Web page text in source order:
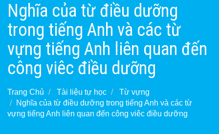
Nghĩa của từ điều dưỡng
trong tiếng Anh và các từ
vựng tiếng Anh liên quan đến
công viêc điều dưỡng
Trang Chủ Tài liệu tự học
Từ vựng
Nghĩa của từ điều dưỡng trong tiếng Anh và các từ
vựng tiếng Anh liên quan đến công viêc điều dưỡng